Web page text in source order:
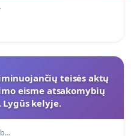
teisės aktų
eisme atsakomybių
kelyje.